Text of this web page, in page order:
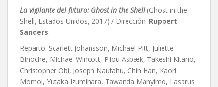
La vigilante del futuro: Ghost in the Shell (Ghost in the
Shell, Estados Unidos, 2017) / Dirección: Ruppert
Sanders.
Reparto: Scarlett Johansson, Michael Pitt, Juliette
Binoche, Michael Wincott, Pilou Asbæk, Takeshi Kitano,
Christopher Obi, Joseph Naufahu, Chin Han, Kaori
Momoi, Yutaka Izumihara, Tawanda Manyimo, Lasarus